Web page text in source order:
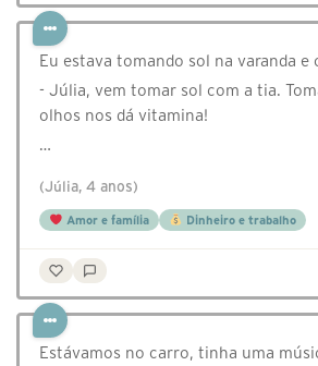
Eu estava tomando sol na varanda e
- Júlia, vem tomar sol com a tia.
olhos nos dá vitamina!
…
(Júlia, 4 anos)
Amor e família Dinheiro e trabalho
Estávamos no carro, tinha uma